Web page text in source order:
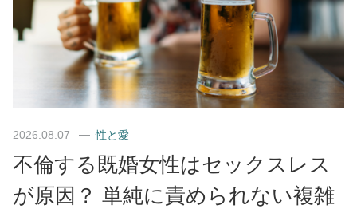
2026.08.07 性と愛
不倫する既婚女性はセックスレス
が原因？ 単純に責められない複雑